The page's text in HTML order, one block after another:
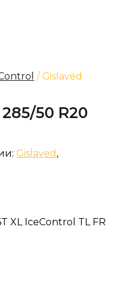
/ Gislaved
50 R20
Gislaved ,
XL IceControl TL FR